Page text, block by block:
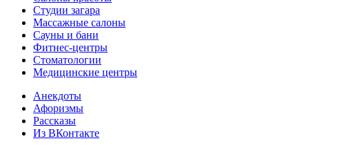
Студии загара
Массажные салоны
Сауны и бани
Фитнес-центры
Стоматологии
Медицинские центры
Анекдоты
Афоризмы
Рассказы
Из ВКонтакте